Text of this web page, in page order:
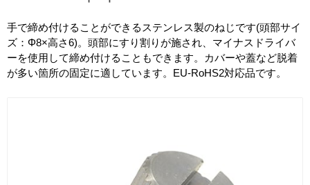
手で締め付けることができるステンレス製のねじです(頭部サイ
ズ：Φ8×高さ6)。頭部にすり割りが施され、マイナスドライバ
ーを使用して締め付けることもできます。カバーや蓋など脱着
が多い箇所の固定に適しています。EU-RoHS2対応品です。